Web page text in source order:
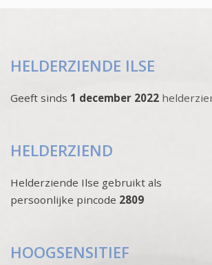
HELDERZIENDE ILSE
Geeft sinds 1 december 2022
HELDERZIEND
Helderziende Ilse gebruikt als
persoonlijke pincode 2809
HOOGSENSITIEF